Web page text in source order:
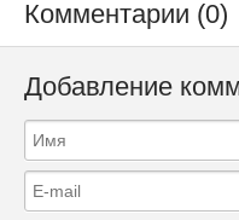
Комментарии (0)
Добавление